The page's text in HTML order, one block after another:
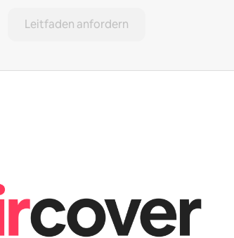
Leitfaden anfordern